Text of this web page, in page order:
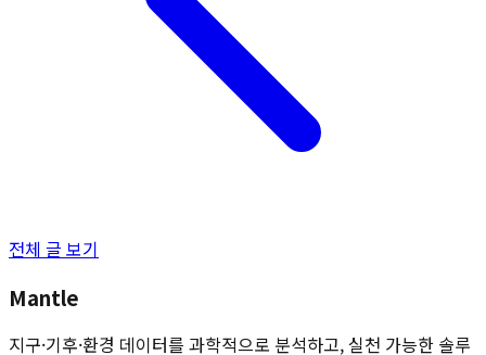
전체 글 보기
Mantle
지구·기후·환경 데이터를 과학적으로 분석하고, 실천 가능한 솔루